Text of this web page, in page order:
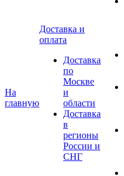
На
главную
Доставка и
оплата
Доставка
по
Москве
и
области
Доставка
в
регионы
России и
СНГ